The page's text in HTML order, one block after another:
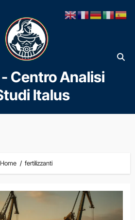
al
contenuto
Centro Analisi
Italus
Home fertilizzanti